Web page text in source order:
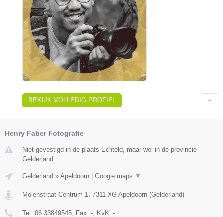
BEKIJK VOLLEDIG PROFIEL
Henry Faber Fotografie
Niet gevestigd in de plaats Echteld, maar wel in de provincie
Gelderland.
Gelderland » Apeldoorn Google maps ▼
Molenstraat-Centrum 1, 7311 XG Apeldoorn (Gelderland)
Tel: 06 33849545, Fax: -, KvK: -